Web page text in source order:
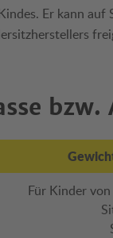
Er kann auf
Für Kinder